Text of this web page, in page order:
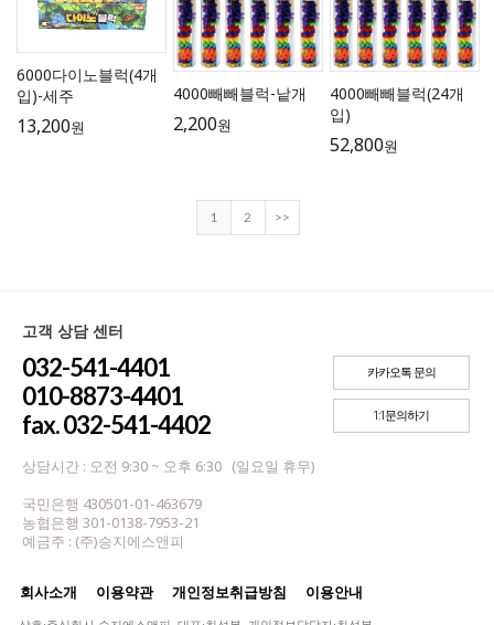
6000다이노블럭(4개
입)-세주
13,200원
4000빼빼블럭-낱개
2,200원
4000빼빼블럭(24개
입)
52,800원
1 2 >>
고객 상담 센터
032-541-4401
010-8873-4401
fax. 032-541-4402
상담시간 : 오전 9:30 ~ 오후 6:30 (일요일 휴무)
국민은행 430501-01-463679
농협은행 301-0138-7953-21
예금주 : (주)승지에스앤피
카카오톡 문의
1:1문의하기
회사소개 이용약관 개인정보취급방침 이용안내